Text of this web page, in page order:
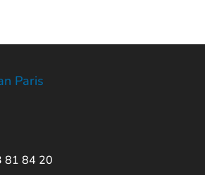
Paris
81 84 20